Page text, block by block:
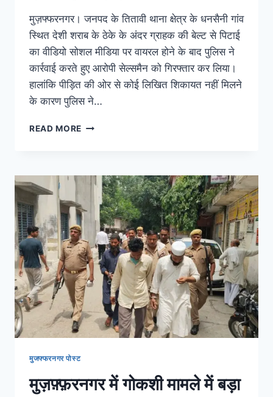
मुज़फ्फरनगर। जनपद के तितावी थाना क्षेत्र के धनसैनी गांव
स्थित देशी शराब के ठेके के अंदर ग्राहक की बेल्ट से पिटाई
का वीडियो सोशल मीडिया पर वायरल होने के बाद पुलिस ने
कार्रवाई करते हुए आरोपी सेल्समैन को गिरफ्तार कर लिया।
हालांकि पीड़ित की ओर से कोई लिखित शिकायत नहीं मिलने
के कारण पुलिस ने…
READ MORE
मुजफ्फरनगर पोस्ट
मुज़फ़्फ़रनगर में गोकशी मामले में बड़ा